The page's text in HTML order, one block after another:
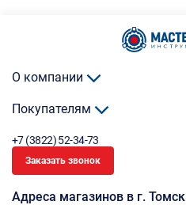
О компании
Покупателям
+7 (3822) 52-34-73
Заказать звонок
Адреса магазинов в г. Томск